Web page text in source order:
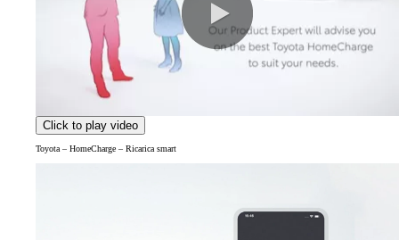
Click to play video
Toyota – HomeCharge – Ricarica smart